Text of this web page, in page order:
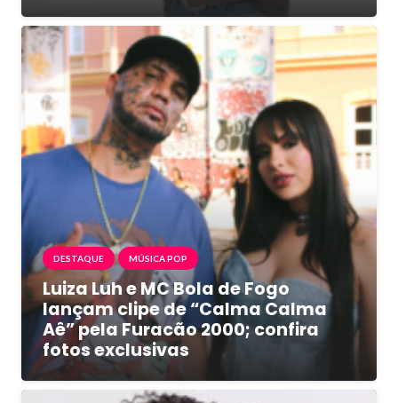
DESTAQUE MÚSICA POP
Luiza Luh e MC Bola de Fogo
lançam clipe de “Calma Calma
Aê” pela Furacão 2000; confira
fotos exclusivas